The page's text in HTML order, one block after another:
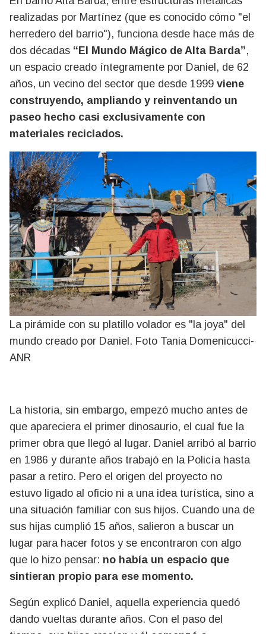
realizadas por Martínez (que es conocido cómo "el
herredero del barrio"), funciona desde hace más de
dos décadas “El Mundo Mágico de Alta Barda”,
un espacio creado íntegramente por Daniel, de 62
años, un vecino del sector que desde 1999 viene
construyendo, ampliando y reinventando un
paseo hecho casi exclusivamente con
materiales reciclados.
La pirámide con su platillo volador es "la joya" del
mundo creado por Daniel. Foto Tania Domenicucci-
ANR
La historia, sin embargo, empezó mucho antes de
que apareciera el primer dinosaurio, el cual fue la
primer obra que llegó al lugar. Daniel arribó al barrio
en 1986 y durante años trabajó en la Policía hasta
pasar a retiro. Pero el origen del proyecto no
estuvo ligado al oficio ni a una idea turística, sino a
una situación familiar con sus hijos. Cuando una de
sus hijas cumplió 15 años, salieron a buscar un
lugar para hacer fotos y se encontraron con algo
que lo hizo pensar: no había un espacio que
sintieran propio para ese momento.
Según explicó Daniel, aquella experiencia quedó
dando vueltas durante años. Con el paso del